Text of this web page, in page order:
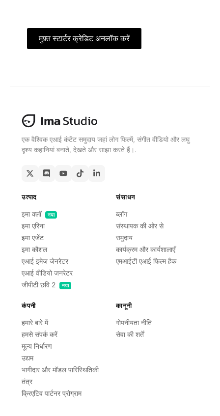
मुफ़्त स्टार्टर क्रेडिट अनलॉक करें
एक वैश्विक एआई कंटेंट समुदाय जहां लोग फिल्में, संगीत वीडियो और लघु
दृश्य कहानियां बनाते, देखते और साझा करते हैं।.
उत्पाद
इमा क्लॉ नया
इमा एरिना
इमा एजेंट
इमा कौशल
एआई इमेज जेनरेटर
एआई वीडियो जनरेटर
जीपीटी छवि 2
नया
संसाधन
ब्लॉग
संस्थापक की ओर से
समुदाय
कार्यक्रम और कार्यशालाएँ
एमआईटी एआई फिल्म हैक
कंपनी
हमारे बारे में
हमसे संपर्क करें
मूल्य निर्धारण
उद्यम
भागीदार और मॉडल पारिस्थितिकी
तंत्र
क्रिएटिव पार्टनर प्रोग्राम
कानूनी
गोपनीयता नीति
सेवा की शर्तें